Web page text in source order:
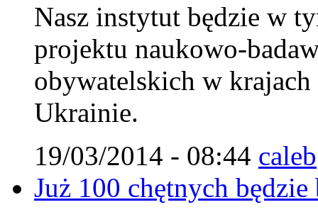
Nasz instytut będzie w
projektu naukowo-
obywatelskich w
Ukrainie.
19/03/2014 - 08:44 caleb
Już 100 chętnych